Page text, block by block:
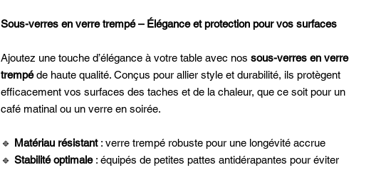
Sous-verres en verre trempé – Élégance et protection pour vos surfaces
Ajoutez une touche d’élégance à votre table avec nos sous-verres en verre
trempéde haute qualité. Conçus pour allier style et durabilité, ils protègent
efficacement vos surfaces des taches et de la chaleur, que ce soit pour un
café matinal ou un verre en soirée.
🔹 Matériau résistant: verre trempé robuste pour une longévité accrue
🔹 Stabilité optimale: équipés de petites pattes antidérapantes pour éviter